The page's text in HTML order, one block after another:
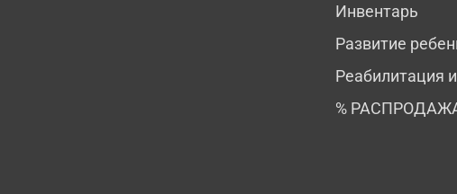
Инвентарь
Развитие
Реабилитация
%